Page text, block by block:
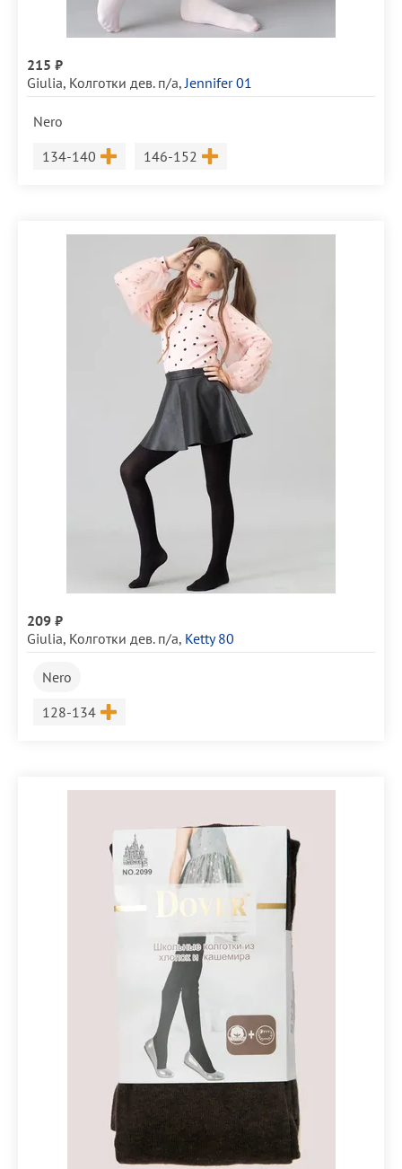
215 ₽
Giulia, Колготки дев. п/а, Jennifer 01
Nero
Размер
134-140 Размер
146-152
209 ₽
Giulia, Колготки дев. п/а, Ketty 80
Nero
Размер
128-134